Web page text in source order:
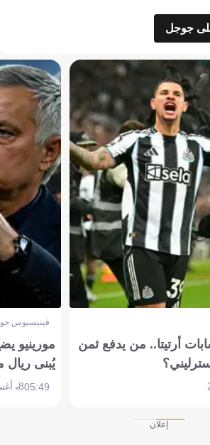
أرتيتا.. من يدفع ثمن
فينيسيوس
مورينيو
يُبنى ريال
05:498 أغسطس 2026
إعلان